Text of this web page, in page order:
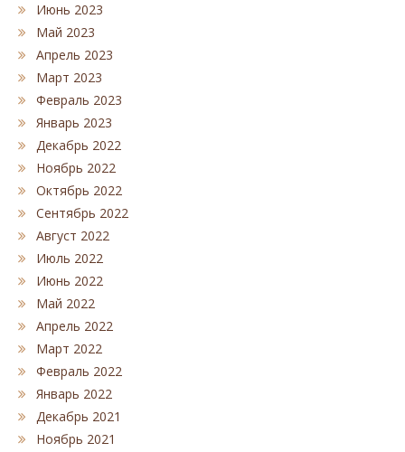
Июнь 2023
Май 2023
Апрель 2023
Март 2023
Февраль 2023
Январь 2023
Декабрь 2022
Ноябрь 2022
Октябрь 2022
Сентябрь 2022
Август 2022
Июль 2022
Июнь 2022
Май 2022
Апрель 2022
Март 2022
Февраль 2022
Январь 2022
Декабрь 2021
Ноябрь 2021